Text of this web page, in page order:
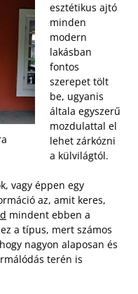
esztétikus ajtó
minden
modern
lakásban
fontos
szerepet tölt
be, ugyanis
általa egyszerű
mozdulattal el
lehet zárkózni
a külvilágtól.
vagy éppen egy
az, amit keres,
mindent ebben a
a típus, mert számos
nagyon alaposan és
terén is